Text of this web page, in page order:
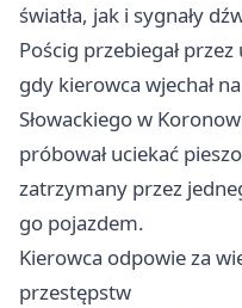
światła, jak i sygnały
Pościg przebiegał
gdy kierowca wjechał
Słowackiego w
próbował uciekać
zatrzymany przez
go pojazdem.
Kierowca odpowie za
przestępstw